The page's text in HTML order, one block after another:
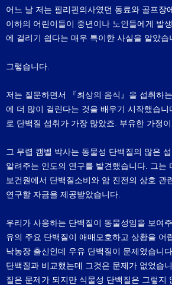
어느 날 저는 필리핀의사였던 동료와 골프장
이하의 어린이들이 중년이나 노인들에게 발
에 걸리기 쉽다는 매우 특이한 사실을 알았습
그렇습니다.
저는 질문하면서 『최상의 음식』을 섭취하
에 더 많이 걸린다는 것을 배우기 시작했습
로 단백질 섭취가 가장 많았죠. 부유한 가정이
그 무렵 캠벨 박사는 동물성 단백질의 많은
알려주는 인도의 연구를 발견했습니다. 그는
보건원에서 단백질소비와 암 진전의 상호 관
연구할 자금을 제공받았습니다.
우리가 사용하는 단백질이 동물성임을 보여
유의 주요 단백질이 애매모호하고 상황을 어
낙농장 출신인데 우유 단백질이 문제였습니
단백질과 비교했는데 그것은 문제가 없었습
질은 문제가 되지만 식물성 단백질은 그렇지